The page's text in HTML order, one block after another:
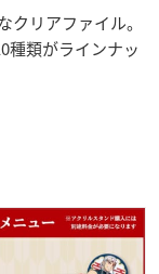
クリアファイル。
種類がラインナッ